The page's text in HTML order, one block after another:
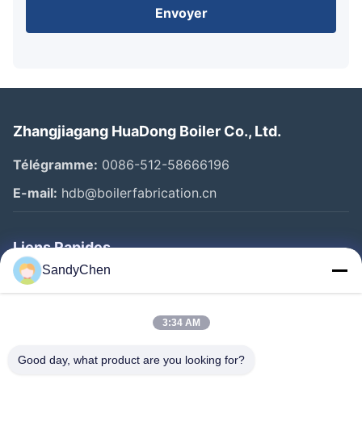
Envoyer
Zhangjiagang HuaDong Boiler Co., Ltd.
Télégramme: 0086-512-58666196
E-mail: hdb@boilerfabrication.cn
Liens Rapides
Maison
Au Sujet De Nous
SandyChen
3:34 AM
Good day, what product are you looking for?